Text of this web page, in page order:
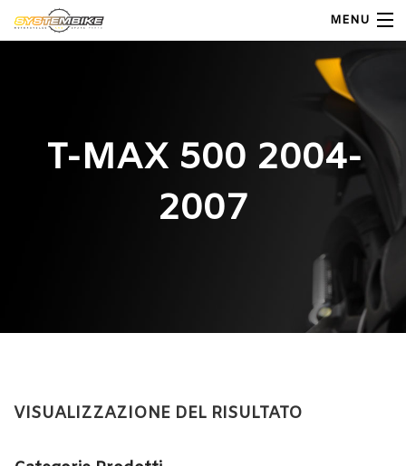
MENU
Shop Moto
Contatti
T-MAX 500 2004-
2007
VISUALIZZAZIONE DEL RISULTATO